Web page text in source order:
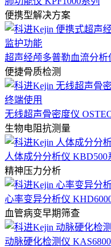
便携型解决方案
超声经颅多普勒血流分析
便捷骨质检测
无线超声骨密度仪
生物电阻抗测量
人体成分分析仪 KBD500
精神压力分析
心率变异分析仪
血管病变早期筛查
动脉硬化检测仪 KAS6800